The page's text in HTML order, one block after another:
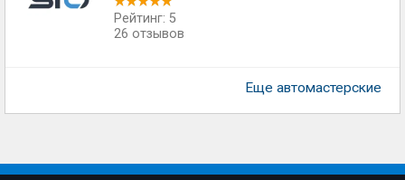
Рейтинг: 5
26 отзывов
Еще автомастерские